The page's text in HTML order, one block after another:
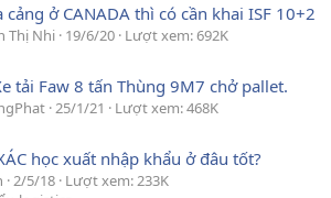
cảng ở CANADA thì có cần khai ISF 10+2
Thị Nhi 19/6/20 Lượt xem: 692K
tải Faw 8 tấn Thùng 9M7 chở pallet.
25/1/21
Lượt xem: 468K
học xuất nhập khẩu ở đâu tốt?
2/5/18 Lượt xem: 233K